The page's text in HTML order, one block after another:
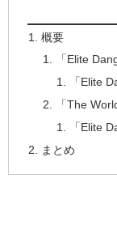
概要
「Elite
「Elite
「The
「Elite
まとめ